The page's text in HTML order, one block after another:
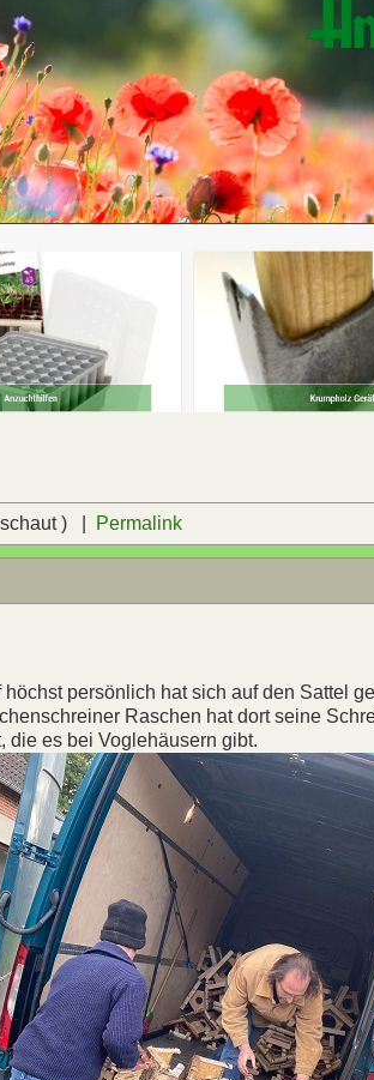
) | Permalink
persönlich hat sich auf den Sattel
Raschen hat dort seine
die es bei Voglehäusern gibt.